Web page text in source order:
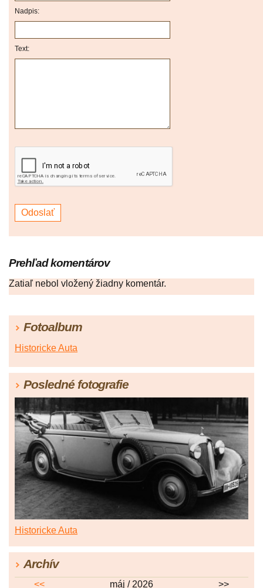
Nadpis:
Text:
Prehľad komentárov
Zatiaľ nebol vložený žiadny komentár.
Fotoalbum
Historicke Auta
Posledné fotografie
Historicke Auta
Archív
<< máj / 2026 >>